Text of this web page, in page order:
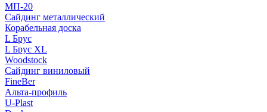
МП-20
Сайдинг металлический
Корабельная доска
L Брус
L Брус XL
Woodstock
Сайдинг виниловый
FineBer
Альта-профиль
U-Plast